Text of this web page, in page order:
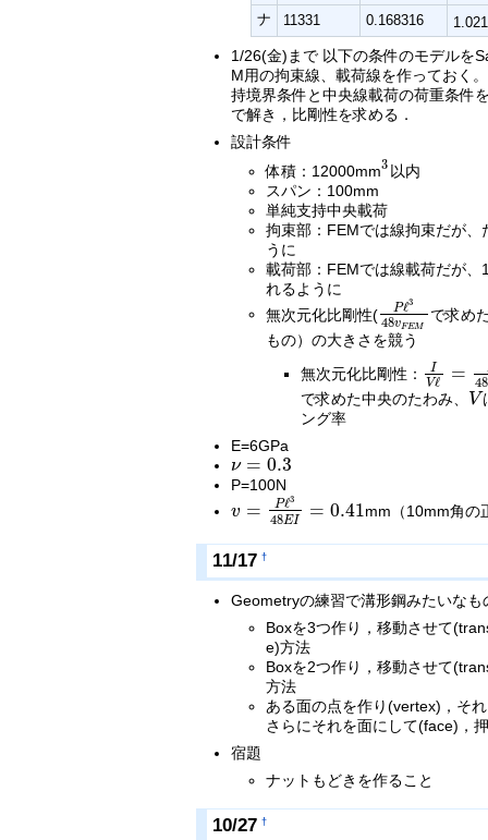
ナ
11331 0.168316
1/26(金)まで 以下の条件のモデルを
M用の拘束線、載荷線を作っておく
持境界条件と中央線載荷の荷重条件
で解き，比剛性を求める．
設計条件
体積：12000mm3
3以内
スパン：100mm
単純支持中央載荷
拘束部：FEMでは線拘束だが、
うに
載荷部：FEMでは線載荷だが
れるように
無次元化比剛性(
Pℓ3
48vFEM
Pℓ348vFEM
で求め
もの）の大きさを競う
無次元化比剛性：
I
Vℓ = 48
IVℓ= Pℓ 3
で求めた中央のたわみ、
V
V
ング率
E=6GPa
ν = 0.3
ν= 0.3
P=100N
v = Pℓ3
48EI = 0.41
v= Pℓ 348EI =0.41 mm（10mm角の
11/17 †
Geometryの練習で溝形鋼みたいなも
Boxを3つ作り，移動させて
e)方法
Boxを2つ作り，移動させて
方法
ある面の点を作り(vertex)，そ
さらにそれを面にして(face)，
宿題
ナットもどきを作ること
10/27 †